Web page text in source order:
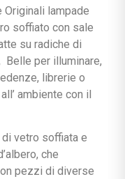
Originali lampade
soffiato con sale
su radiche di
Belle per illuminare,
librerie o
ambiente con il
di vetro soffiata e
che
pezzi di diverse